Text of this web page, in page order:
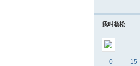
我叫杨松
0
15